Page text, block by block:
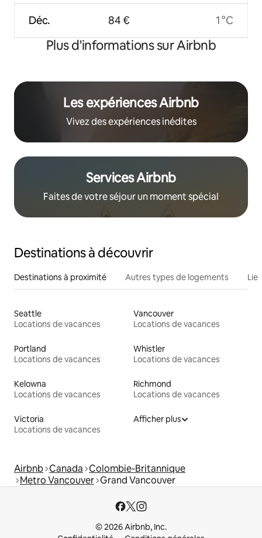
Déc. 84 € 1 °C
Plus d'informations sur Airbnb
Les expériences Airbnb
Vivez des expériences inédites
Services Airbnb
Faites de votre séjour un moment spécial
Destinations à découvrir
Destinations à proximité Autres types de logements
Seattle
Locations de vacances
Vancouver
Locations de vacances
Portland
Locations de vacances
Whistler
Locations de vacances
Kelowna
Locations de vacances
Richmond
Locations de vacances
Victoria
Locations de vacances
Afficher plus
Airbnb Canada Colombie-Britannique
Metro Vancouver Grand Vancouver
© 2026 Airbnb, Inc.